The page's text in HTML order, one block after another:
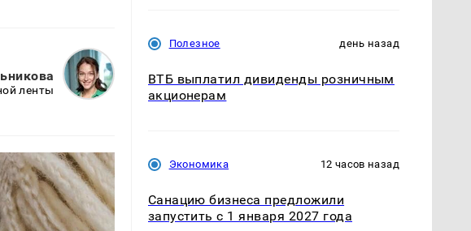
ленты
Полезное день назад
ВТБ выплатил дивиденды розничным
акционерам
Экономика 12 часов назад
Санацию бизнеса предложили
запустить с 1 января 2027 года